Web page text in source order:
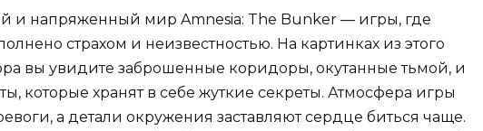
и напряженный мир Amnesia: The Bunker — игры, где
страхом и неизвестностью. На картинках из этого
вы увидите заброшенные коридоры, окутанные тьмой, и
которые хранят в себе жуткие секреты. Атмосфера игры
а детали окружения заставляют сердце биться чаще.